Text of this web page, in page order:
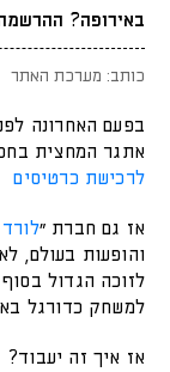
באירופה?
כותב: מערכת האתר
בפעם האחרונה
אתגר המחצית
לרכישת כרטיסים
אז גם חברת "
והופעות בעולם,
לזוכה הגדול
למשחק כדורגל באירופה
אז איך זה יעבוד?